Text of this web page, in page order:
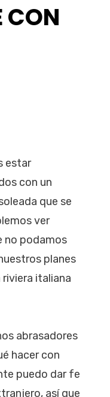
CON
estar
con un
que se
ver
no podamos
planes
italiana
abrasadores
hacer con
puedo dar fe
así que